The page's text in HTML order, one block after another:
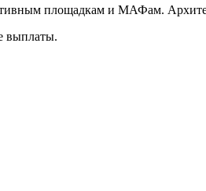
площадкам и МАФам.
выплаты.